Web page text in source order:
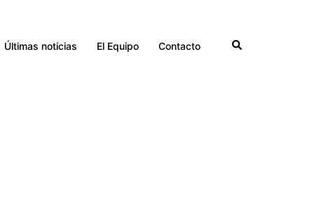
Últimas noticias El Equipo Contacto Buscar